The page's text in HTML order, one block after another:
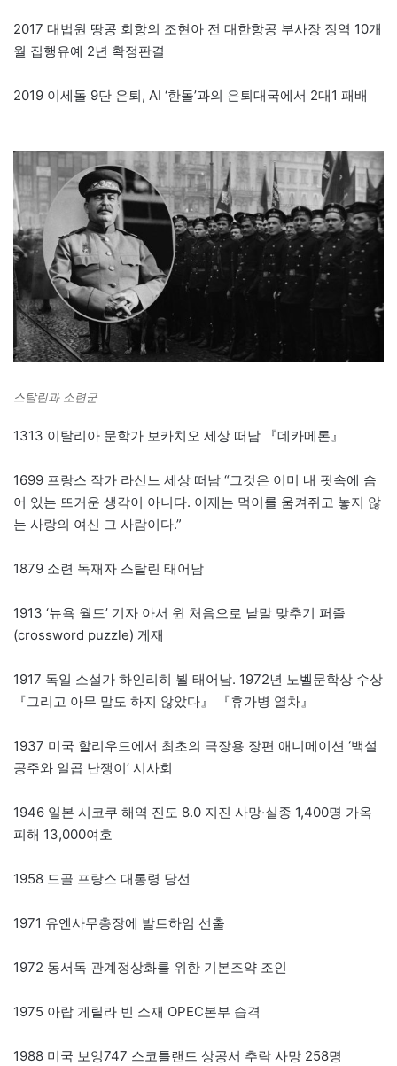
2017 대법원 땅콩 회항의 조현아 전 대한항공 부사장 징역 10개
월 집행유예 2년 확정판결
2019 이세돌 9단 은퇴, AI ‘한돌’과의 은퇴대국에서 2대1 패배
스탈린과 소련군
1313 이탈리아 문학가 보카치오 세상 떠남 『데카메론』
1699 프랑스 작가 라신느 세상 떠남 “그것은 이미 내 핏속에 숨
어 있는 뜨거운 생각이 아니다. 이제는 먹이를 움켜쥐고 놓지 않
는 사랑의 여신 그 사람이다.”
1879 소련 독재자 스탈린 태어남
1913 ‘뉴욕 월드’ 기자 아서 윈 처음으로 낱말 맞추기 퍼즐
(crossword puzzle) 게재
1917 독일 소설가 하인리히 뵐 태어남. 1972년 노벨문학상 수상
『그리고 아무 말도 하지 않았다』 『휴가병 열차』
1937 미국 할리우드에서 최초의 극장용 장편 애니메이션 ‘백설
공주와 일곱 난쟁이’ 시사회
1946 일본 시코쿠 해역 진도 8.0 지진 사망·실종 1,400명 가옥
피해 13,000여호
1958 드골 프랑스 대통령 당선
1971 유엔사무총장에 발트하임 선출
1972 동서독 관계정상화를 위한 기본조약 조인
1975 아랍 게릴라 빈 소재 OPEC본부 습격
1988 미국 보잉747 스코틀랜드 상공서 추락 사망 258명